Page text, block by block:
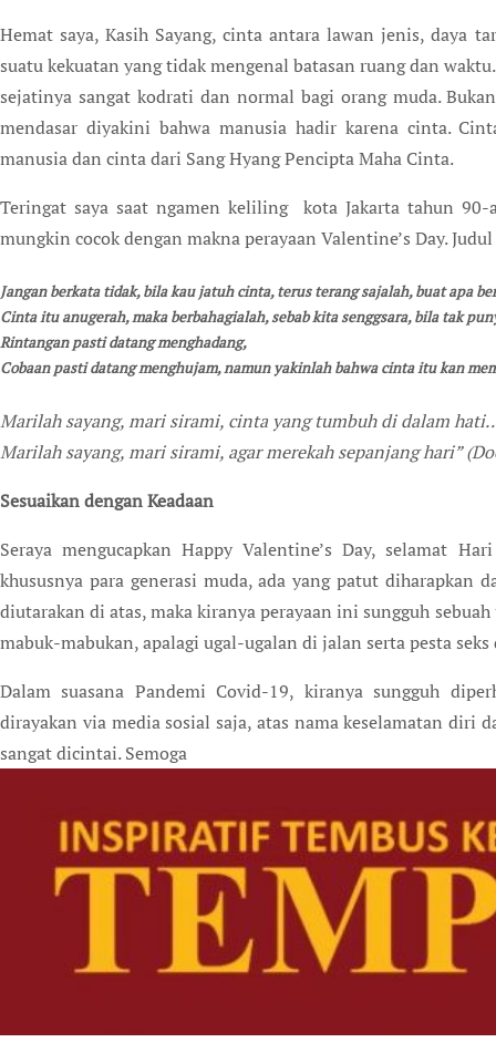
Hemat saya, Kasih Sayang, cinta antara lawan jenis, daya
suatu kekuatan yang tidak mengenal batasan ruang dan
sejatinya sangat kodrati dan normal bagi orang muda.
mendasar diyakini bahwa manusia hadir karena cinta.
manusia dan cinta dari Sang Hyang Pencipta Maha Cinta.
Teringat saya saat ngamen keliling kota Jakarta tahun 90-
mungkin cocok dengan makna perayaan Valentine’s Day.
Jangan berkata tidak, bila kau jatuh cinta, terus terang sajalah, buat apa
Cinta itu anugerah, maka berbahagialah, sebab kita senggsara, bila tak
Rintangan pasti datang menghadang,
Cobaan pasti datang menghujam, namun yakinlah bahwa cinta itu kan
Marilah sayang, mari sirami, cinta yang tumbuh di dalam
Marilah sayang, mari sirami, agar merekah sepanjang hari”
Sesuaikan dengan Keadaan
Seraya mengucapkan Happy Valentine’s Day, selamat
khususnya para generasi muda, ada yang patut diharapkan
diutarakan di atas, maka kiranya perayaan ini sungguh
mabuk-mabukan, apalagi ugal-ugalan di jalan serta pesta seks
Dalam suasana Pandemi Covid-19, kiranya sungguh
dirayakan via media sosial saja, atas nama keselamatan diri
sangat dicintai. Semoga